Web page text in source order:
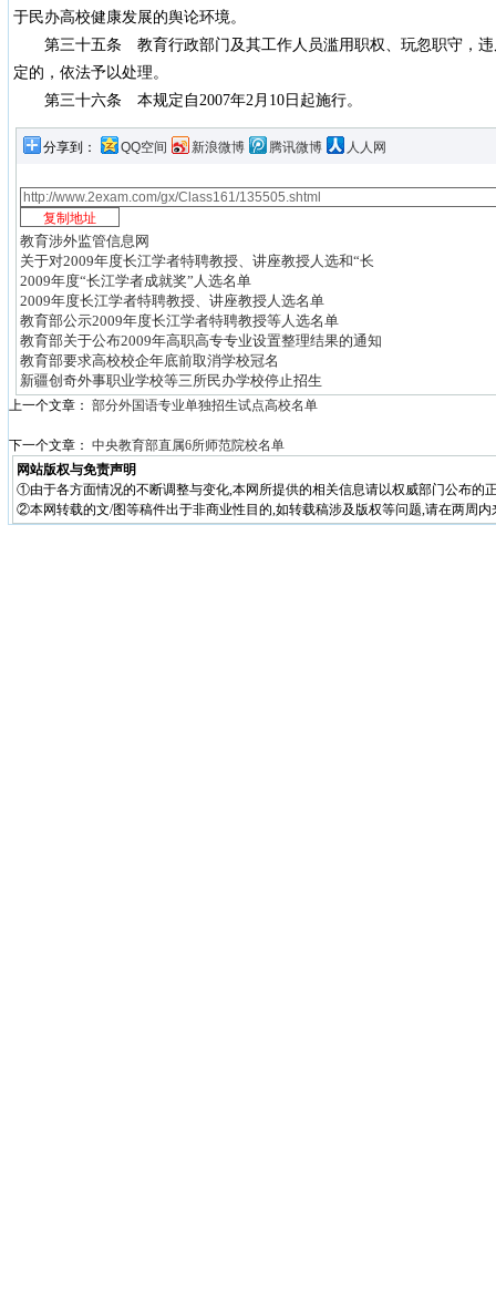
于民办高校健康发展的舆论环境。
第三十五条 教育行政部门及其工作人员滥用职权、玩忽职守，违
定的，依法予以处理。
第三十六条 本规定自2007年2月10日起施行。
分享到： QQ空间 新浪微博 腾讯微博 人人网
教育涉外监管信息网
关于对2009年度长江学者特聘教授、讲座教授人选和“长
2009年度“长江学者成就奖”人选名单
2009年度长江学者特聘教授、讲座教授人选名单
教育部公示2009年度长江学者特聘教授等人选名单
教育部关于公布2009年高职高专专业设置整理结果的通知
教育部要求高校校企年底前取消学校冠名
新疆创奇外事职业学校等三所民办学校停止招生
上一个文章： 部分外国语专业单独招生试点高校名单
下一个文章： 中央教育部直属6所师范院校名单
网站版权与免责声明
①由于各方面情况的不断调整与变化,本网所提供的相关信息请以权威部门公布的
②本网转载的文/图等稿件出于非商业性目的,如转载稿涉及版权等问题,请在两周内